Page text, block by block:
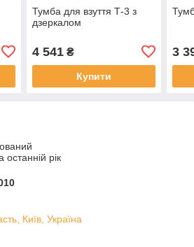
Тумба для взуття Т-3 з
дзеркалом
4 541₴
Купити
3
останній рік
Київ, Україна